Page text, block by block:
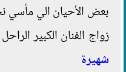
بعض الأحيان الي مأسي
زواج الفنان الكبير
شهيرة